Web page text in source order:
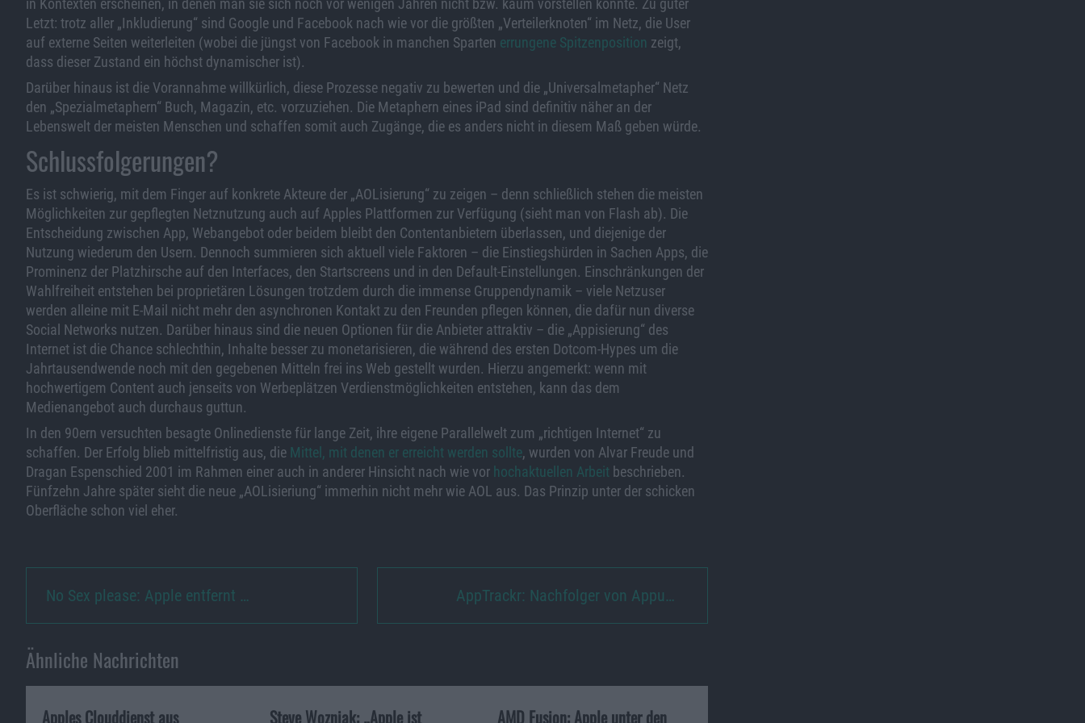
in Kontexten erscheinen, in denen man sie sich noch vor wenigen Jahren nicht bzw. kaum vorstellen konnte. Zu guter
Letzt: trotz aller „Inkludierung“ sind Google und Facebook nach wie vor die größten „Verteilerknoten“ im Netz, die User
auf externe Seiten weiterleiten (wobei die jüngst von Facebook in manchen Sparten errungene Spitzenposition zeigt,
dass dieser Zustand ein höchst dynamischer ist).
Darüber hinaus ist die Vorannahme willkürlich, diese Prozesse negativ zu bewerten und die „Universalmetapher“ Netz
den „Spezialmetaphern“ Buch, Magazin, etc. vorzuziehen. Die Metaphern eines iPad sind definitiv näher an der
Lebenswelt der meisten Menschen und schaffen somit auch Zugänge, die es anders nicht in diesem Maß geben würde.
Schlussfolgerungen?
Es ist schwierig, mit dem Finger auf konkrete Akteure der „AOLisierung“ zu zeigen – denn schließlich stehen die meisten
Möglichkeiten zur gepflegten Netznutzung auch auf Apples Plattformen zur Verfügung (sieht man von Flash ab). Die
Entscheidung zwischen App, Webangebot oder beidem bleibt den Contentanbietern überlassen, und diejenige der
Nutzung wiederum den Usern. Dennoch summieren sich aktuell viele Faktoren – die Einstiegshürden in Sachen Apps, die
Prominenz der Platzhirsche auf den Interfaces, den Startscreens und in den Default-Einstellungen. Einschränkungen der
Wahlfreiheit entstehen bei proprietären Lösungen trotzdem durch die immense Gruppendynamik – viele Netzuser
werden alleine mit E-Mail nicht mehr den asynchronen Kontakt zu den Freunden pflegen können, die dafür nun diverse
Social Networks nutzen. Darüber hinaus sind die neuen Optionen für die Anbieter attraktiv – die „Appisierung“ des
Internet ist die Chance schlechthin, Inhalte besser zu monetarisieren, die während des ersten Dotcom-Hypes um die
Jahrtausendwende noch mit den gegebenen Mitteln frei ins Web gestellt wurden. Hierzu angemerkt: wenn mit
hochwertigem Content auch jenseits von Werbeplätzen Verdienstmöglichkeiten entstehen, kann das dem
Medienangebot auch durchaus guttun.
In den 90ern versuchten besagte Onlinedienste für lange Zeit, ihre eigene Parallelwelt zum „richtigen Internet“ zu
schaffen. Der Erfolg blieb mittelfristig aus, die Mittel, mit denen er erreicht werden sollte, wurden von Alvar Freude und
Dragan Espenschied 2001 im Rahmen einer auch in anderer Hinsicht nach wie vor hochaktuellen Arbeit beschrieben.
Fünfzehn Jahre später sieht die neue „AOLisieriung“ immerhin nicht mehr wie AOL aus. Das Prinzip unter der schicken
Oberfläche schon viel eher.
No Sex please: Apple entfernt … AppTrackr: Nachfolger von Appu…
Ähnliche Nachrichten
Apples Clouddienst aus Steve Wozniak: „Apple ist AMD Fusion: Apple unter den